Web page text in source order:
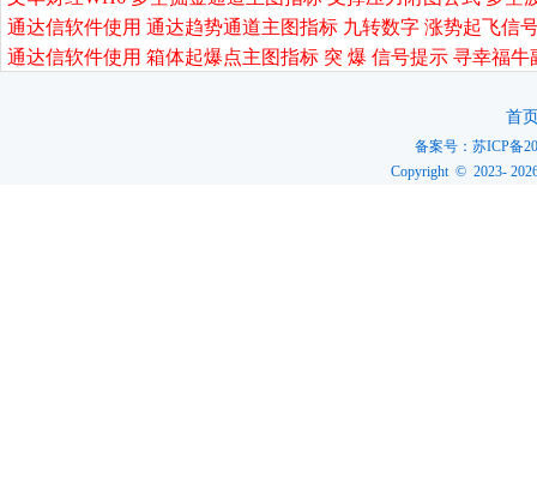
通达信软件使用 通达趋势通道主图指标 九转数字 涨势起飞信
通达信软件使用 箱体起爆点主图指标 突 爆 信号提示 寻幸福
首
备案号：苏ICP备
Copyright © 2023-